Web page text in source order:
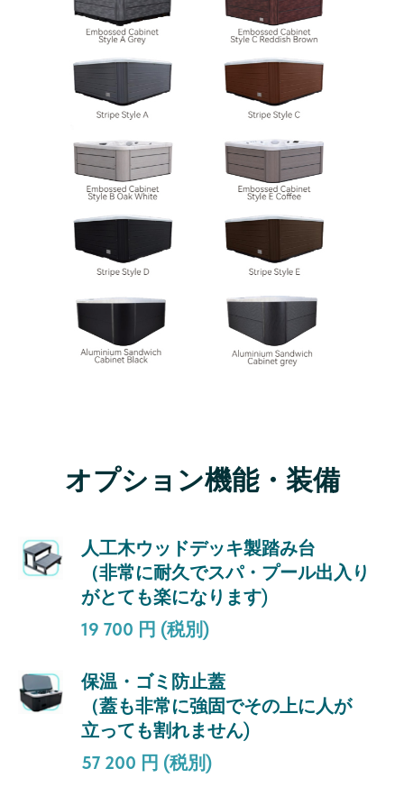
オプション機能・装備
人工木ウッドデッキ製踏み台
（非常に耐久でスパ・プール出入り
がとても楽になります)
19 700 円 (税別)
保温・ゴミ防止蓋
（蓋も非常に強固でその上に人が
立っても割れません)
57 200 円 (税別)